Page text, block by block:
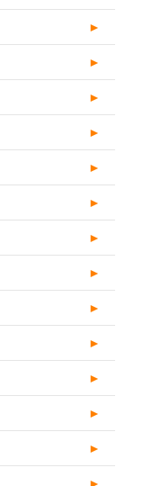
►
►
►
►
►
►
►
►
►
►
►
►
►
►